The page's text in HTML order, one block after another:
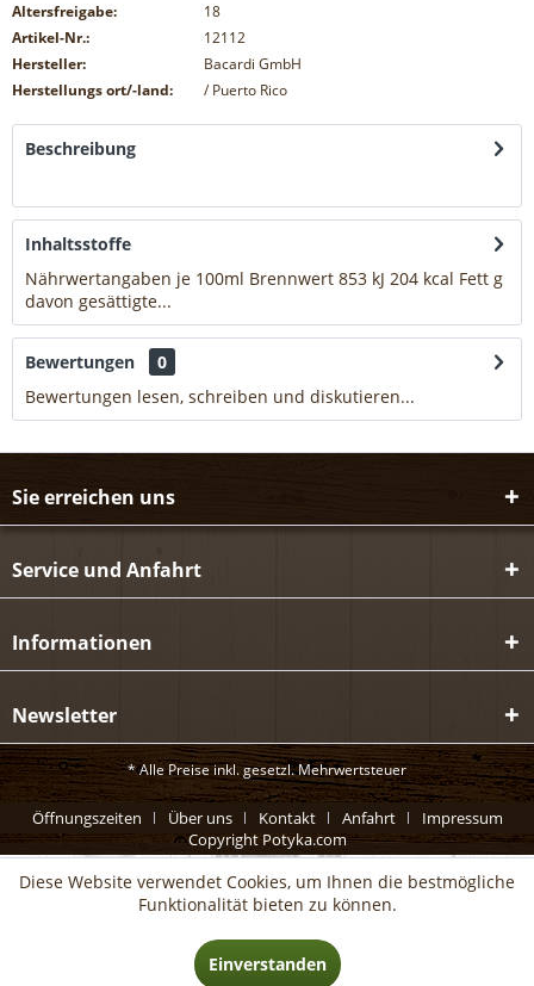
Altersfreigabe:
18
Artikel-Nr.:
12112
Hersteller:
Bacardi GmbH
Herstellungs ort/-land:
/ Puerto Rico
Beschreibung
Inhaltsstoffe
Nährwertangaben je 100ml Brennwert 853 kJ 204 kcal Fett g
davon gesättigte...
Bewertungen
0
Bewertungen lesen, schreiben und diskutieren...
Sie erreichen uns
Service und Anfahrt
Informationen
Newsletter
* Alle Preise inkl. gesetzl. Mehrwertsteuer
Öffnungszeiten Über uns Kontakt Anfahrt
Impressum
Copyright Potyka.com
Diese Website verwendet Cookies, um Ihnen die bestmögliche
Funktionalität bieten zu können.
Einverstanden